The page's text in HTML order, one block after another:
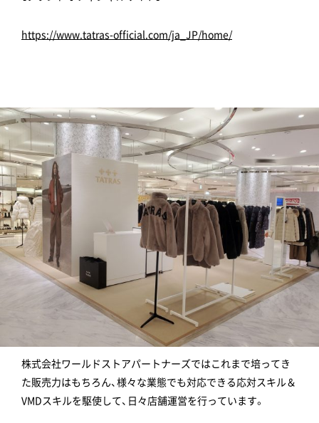
https://www.tatras-official.com/ja_JP/home/
株式会社ワールドストアパートナーズではこれまで培ってき
た販売力はもちろん、様々な業態でも対応できる応対スキル＆
VMDスキルを駆使して、日々店舗運営を行っています。